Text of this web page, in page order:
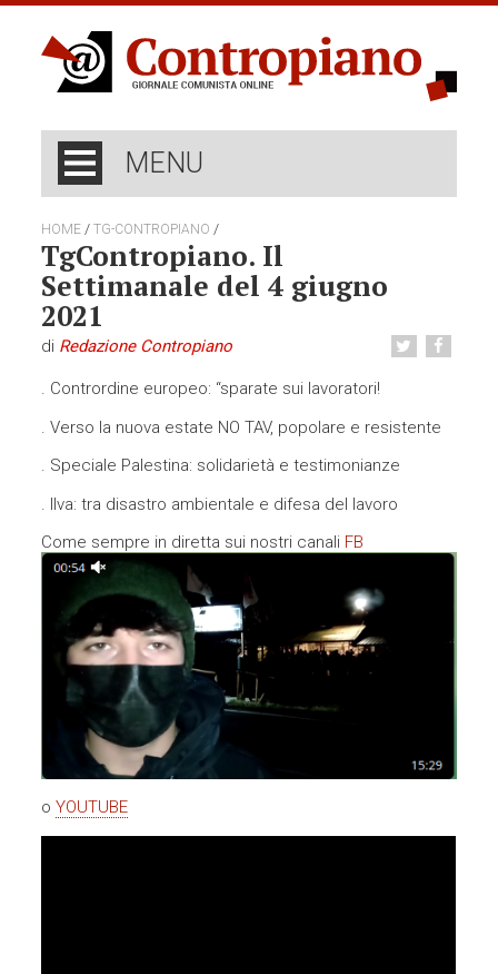
MENU
HOME /TG-CONTROPIANO /
TgContropiano. Il
Settimanale del 4 giugno
2021
di Redazione Contropiano
. Contrordine europeo: “sparate sui lavoratori!
. Verso la nuova estate NO TAV, popolare e resistente
. Speciale Palestina: solidarietà e testimonianze
. Ilva: tra disastro ambientale e difesa del lavoro
Come sempre in diretta sui nostri canali FB
oYOUTUBE